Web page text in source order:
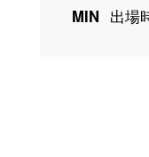
MIN 出場